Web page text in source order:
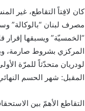
كان لافِتاً التقاطع، غير
مصرف لبنان “بالوكالة”
“الخمسيّة” ويسبقها
المركزي بشروط صارمة،
لودريان متحدّثاً للمرّة
المقبل: شهر الحسم
التقاطع الأهمّ بين